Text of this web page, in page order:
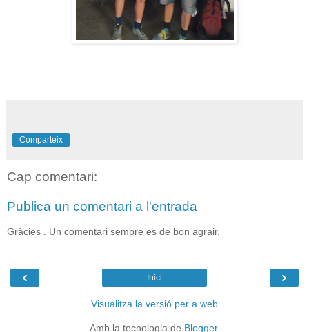
Comparteix
Cap comentari:
Publica un comentari a l'entrada
Gràcies . Un comentari sempre es de bon agrair.
‹ ›
Inici
Visualitza la versió per a web
Amb la tecnologia de Blogger.